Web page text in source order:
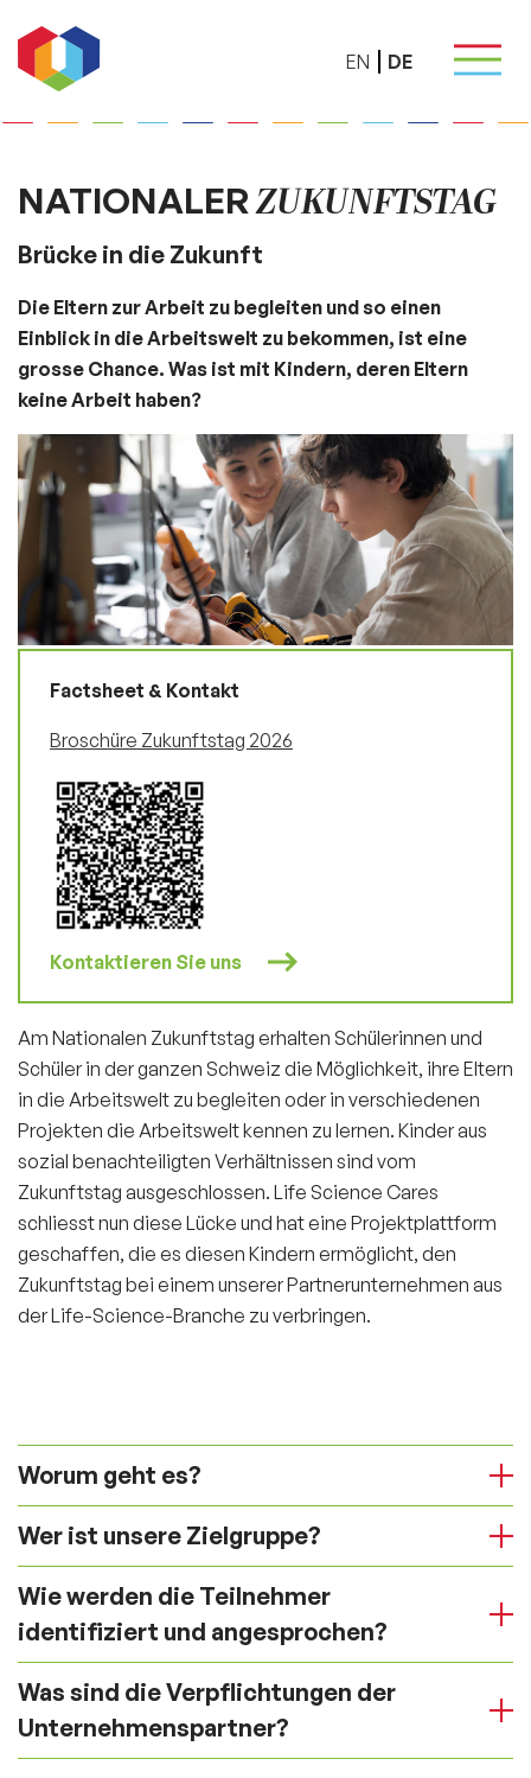
EN DE
NATIONALERZUKUNFTSTAG
Brücke in die Zukunft
Die Eltern zur Arbeit zu begleiten und so einen
Einblick in die Arbeitswelt zu bekommen, ist eine
grosse Chance. Was ist mit Kindern, deren Eltern
keine Arbeit haben?
Factsheet & Kontakt
Broschüre Zukunftstag 2026
Kontaktieren Sie uns
Am Nationalen Zukunftstag erhalten Schülerinnen und
Schüler in der ganzen Schweiz die Möglichkeit, ihre Eltern
in die Arbeitswelt zu begleiten oder in verschiedenen
Projekten die Arbeitswelt kennen zu lernen. Kinder aus
sozial benachteiligten Verhältnissen sind vom
Zukunftstag ausgeschlossen. Life Science Cares
schliesst nun diese Lücke und hat eine Projektplattform
geschaffen, die es diesen Kindern ermöglicht, den
Zukunftstag bei einem unserer Partnerunternehmen aus
der Life-Science-Branche zu verbringen.
Worum geht es?
Wer ist unsere Zielgruppe?
Wie werden die Teilnehmer
identifiziert und angesprochen?
Was sind die Verpflichtungen der
Unternehmenspartner?